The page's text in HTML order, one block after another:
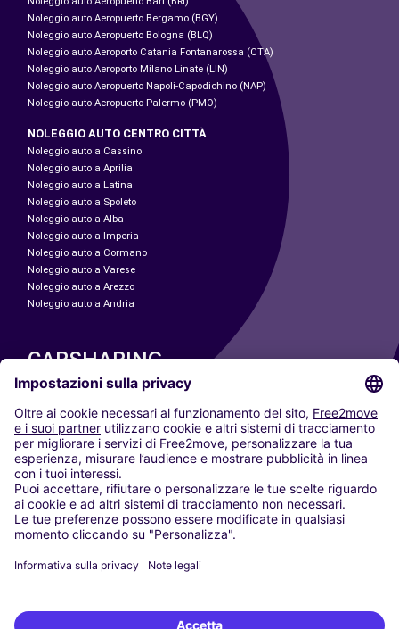
Noleggio auto Aeropuerto Bergamo (BGY)
Noleggio auto Aeropuerto Bologna (BLQ)
Noleggio auto Aeroporto Catania Fontanarossa (CTA)
Noleggio auto Aeroporto Milano Linate (LIN)
Noleggio auto Aeropuerto Napoli-Capodichino (NAP)
Noleggio auto Aeropuerto Palermo (PMO)
NOLEGGIO AUTO CENTRO CITTÀ
Noleggio auto a Cassino
Noleggio auto a Aprilia
Noleggio auto a Latina
Noleggio auto a Spoleto
Noleggio auto a Alba
Noleggio auto a Imperia
Noleggio auto a Cormano
Noleggio auto a Varese
Noleggio auto a Arezzo
Noleggio auto a Andria
CARSHARING
LE NOSTRE CITTÀ
Paris
Madrid
Washington DC
Milano
Roma
Torino
Vienna
Berlino
Düsseldorf